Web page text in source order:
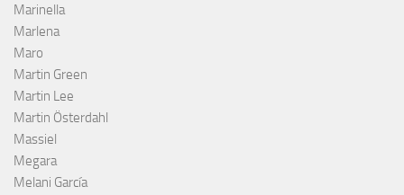
Marinella
Marlena
Maro
Martin Green
Martin Lee
Martin Österdahl
Massiel
Megara
Melani García